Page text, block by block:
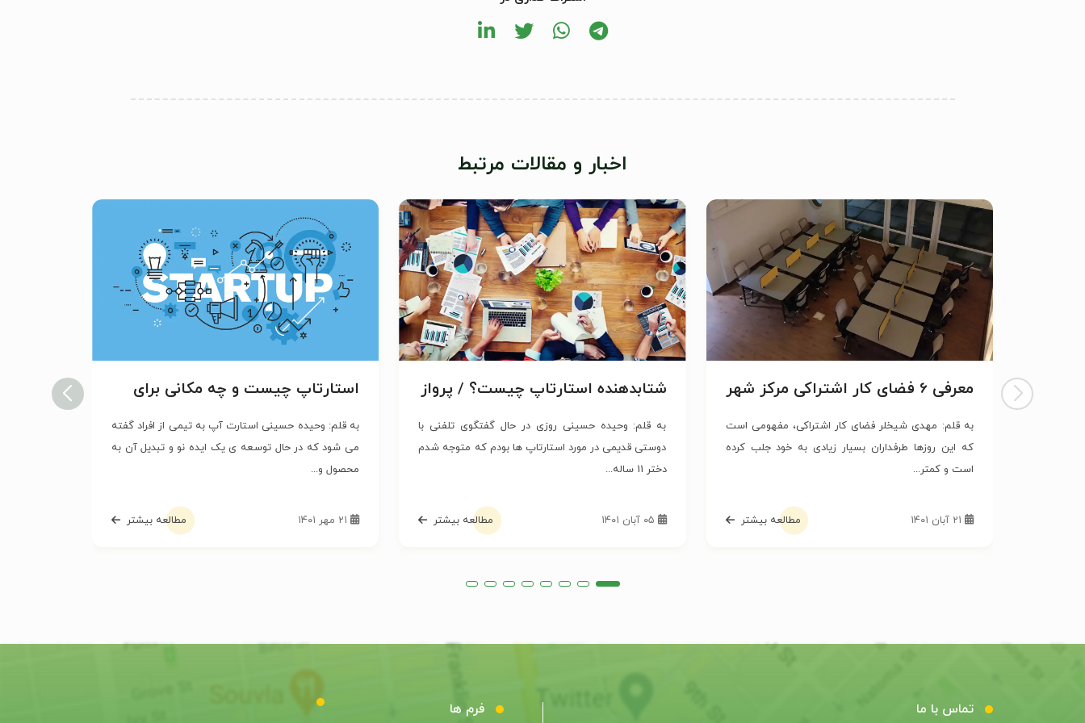
اخبار و مقالات مرتبط
معرفی 6 فضای کار اشتراکی مرکز شهر
به قلم: مهدی شیخلر فضای کار اشتراکی، مفهومی است
که این روزها طرفداران بسیار زیادی به خود جلب کرده
است و کمتر...
مطالعه بیشتر
شتابدهنده استارتاپ چیست؟ / پرواز
به قلم: وحیده حسینی روزی در حال گفتگوی تلفنی با
دوستی قدیمی در مورد استارتاپ ها بودم که متوجه شدم
دختر 11 ساله...
مطالعه بیشتر
استارتاپ چیست و چه مکانی برای
؟
به قلم: وحیده حسینی استارت آپ به تیمی از افراد گفته
می شود که در حال توسعه ی یک ایده نو و تبدیل آن به
محصول و...
۲۱ مهر ۱۴۰۱ مطالعه بیشتر
مهم
فضای
تماس با ما فرم ها